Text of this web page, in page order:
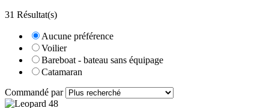
31 Résultat(s)
Aucune préférence
Voilier
Bareboat - bateau sans équipage
Catamaran
Commandé par